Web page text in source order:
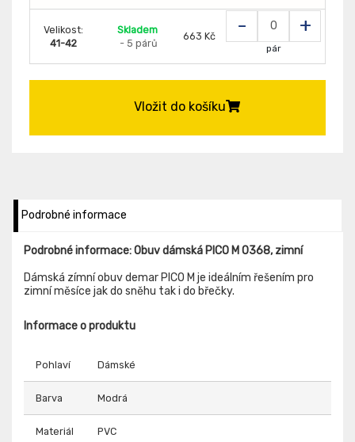
Velikost:
41-42
Skladem
- 5 párů
663 Kč - +
pár
Vložit do košíku
Podrobné informace
Podrobné informace: Obuv dámská PICO M 0368, zimní
Dámská zímní obuv demar PICO M je ideálním řešením pro
zimní měsíce jak do sněhu tak i do břečky.
Informace o produktu
Pohlaví Dámské
Barva Modrá
Materiál PVC